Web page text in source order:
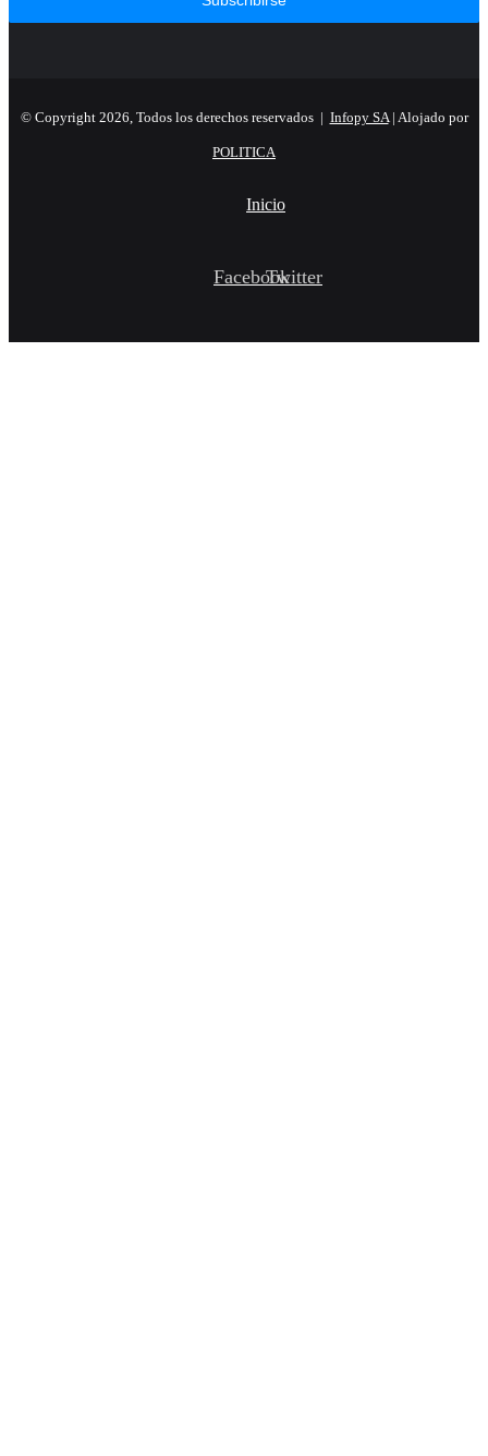
© Copyright 2026, Todos los derechos reservados | Infopy SA| Alojado por
POLITICA
Inicio
FacebookTwitter